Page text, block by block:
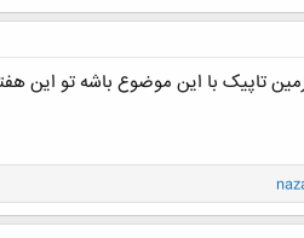
تاپیک با این موضوع باشه تو این